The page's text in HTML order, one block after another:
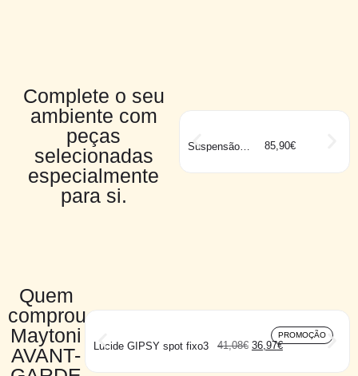
Complete o seu
ambiente com
peças
selecionadas
especialmente
para si.
Suspensão
85,90€
Quem
comprou
Maytoni
AVANT-
PROMOÇÃO
Lucide GIPSY spot fixo3 41,08€ 36,97€